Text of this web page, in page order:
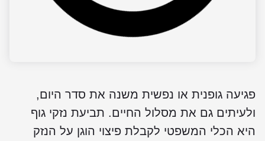
פגיעה גופנית או נפשית משנה את סדר היום,
ולעיתים גם את מסלול החיים. תביעת נזקי גוף
היא הכלי המשפטי לקבלת פיצוי הוגן על הנזק